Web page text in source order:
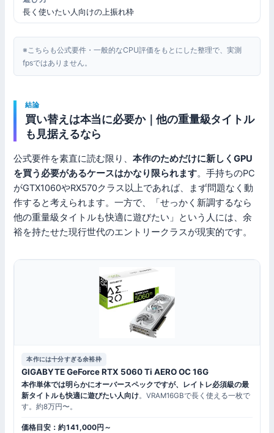
長く使いたい人向けの上振れ枠
※こちらも公式要件・一般的なCPU評価をもとにした整理で、実測
fpsではありません。
結論
買い替えは本当に必要か｜他の重量級タイトル
も見据えるなら
公式要件を素直に読む限り、本作のためだけに新しくGPU
を買う必要があるケースはかなり限られます。手持ちのPC
がGTX1060やRX570クラス以上であれば、まず問題なく動
作すると考えられます。一方で、「せっかく新調するなら
他の重量級タイトルも快適に遊びたい」という人には、余
裕を持たせた現行世代のエントリークラスが現実的です。
本作には十分すぎる余裕枠
GIGABYTE GeForce RTX 5060 Ti AERO OC 16G
本作単体では明らかにオーバースペックですが、レイトレ必須級の最
新タイトルも快適に遊びたい人向け。VRAM16GBで長く使える一枚で
す。約8万円〜。
価格目安：約141,000円～